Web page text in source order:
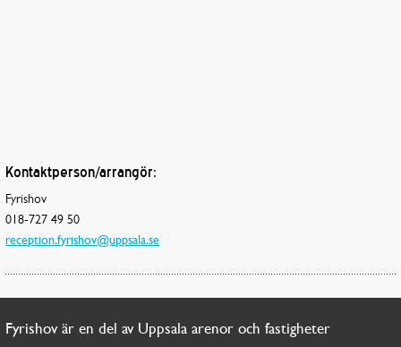
Kontaktperson/arrangör:
Fyrishov
018-727 49 50
reception.fyrishov@uppsala.se
Fyrishov är en del av Uppsala arenor och fastigheter